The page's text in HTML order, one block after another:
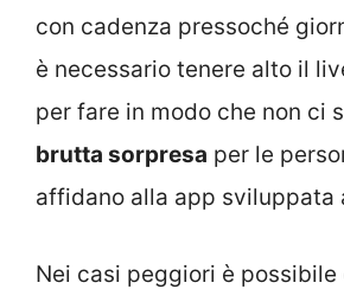
con cadenza pressoché
è necessario tenere alto il
per fare in modo che non ci
brutta sorpresa per le
affidano alla app sviluppata
Nei casi peggiori è